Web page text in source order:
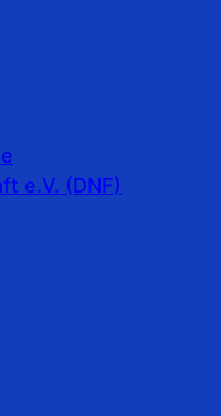
e.V. (DNF)